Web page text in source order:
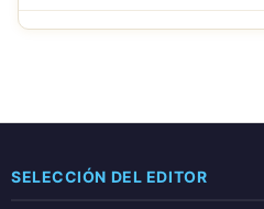
SELECCIÓN DEL EDITOR